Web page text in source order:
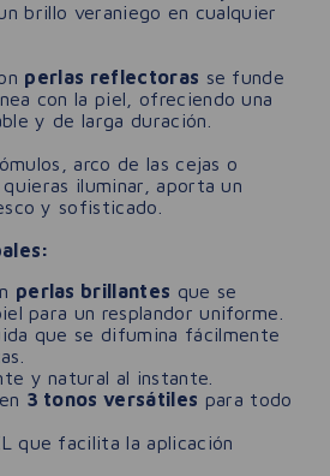
brillo veraniego en cualquier
perlas reflectoras se funde
con la piel, ofreciendo una
y de larga duración.
arco de las cejas o
iluminar, aporta un
y sofisticado.
perlas brillantes que se
para un resplandor uniforme.
que se difumina fácilmente
y natural al instante.
3 tonos versátiles para todo
que facilita la aplicación